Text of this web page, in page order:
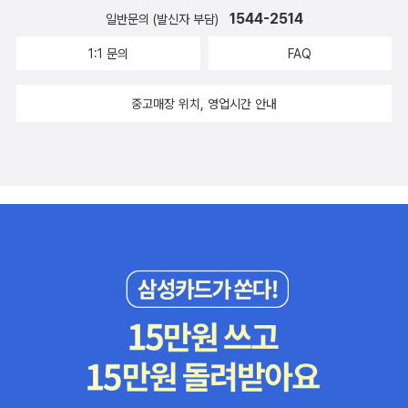
이 다가왔을 때 혹은 어떤 말을 들었을 때 미묘하게 불편함을 느꼈지
만, ‘내가 너무 예민한가’ 하고 그 이유를 뾰족하게 이야기할 수 없던
와 거절, 경계 존중, 성 역할 고정 관념, 성인지 감수성 등에 관하여 종
아볼 줄 아는 사람, 누군가를 보살필 줄 아는 사람, 애써 힘을 보태고
위로를 건네는 사람, 그런 마음과 태도를 가진 이들이 많은 종류이다.
해보라고 친절하게 손잡아 주는 소중한 책이다.
가 이번 정류장에 내린다고 이야기하자 자리에 앉은 여성이 수줍은
미소를 보였던 장면이 왜 그리 이상했는지 알 것도 같다. '호저(산미
에 찔려 떨어져요, 그러다 다시 추워지면 또 붙다가 찔리고요. 떨어지
나 중요한 것인지 느끼게 해주었다. 책에서 강조하는 '확,깨,자,매,
된 아이들에게 왜 해서는 안되는 행동인지 논리적으로 설명하고 싶을
때 알려주면 좋겠다는 생각이 들었다. 이 책은 또한, 이성과의 관계
속에서 동의구하기가 성범죄 예방에도 얼마나 중요한 부분인지에 대
해 강조하고 있다. 여성의 성범죄 피해가 딸을 키우는 부모의 입장에
서 불안이 큰 요즘 매우 와닿는 부분이 많았다. 우리가 일상 생활에서
일반문의 (발신자 부담) 1544-2514
1:1 문의 FAQ
중고매장 위치, 영업시간 안내